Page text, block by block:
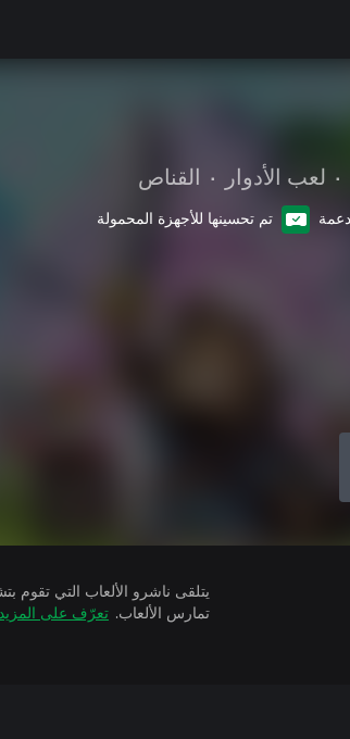
• لعب الأدوار • القناص
تم تحسينها للأجهزة المحمولة
تمارس الألعاب. تعرّف على المزيد